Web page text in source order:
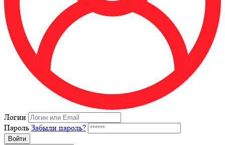
Логин
Пароль Забыли пароль?
Войти